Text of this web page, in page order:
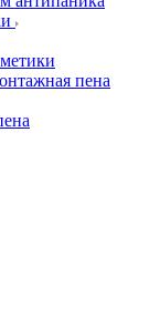
пена